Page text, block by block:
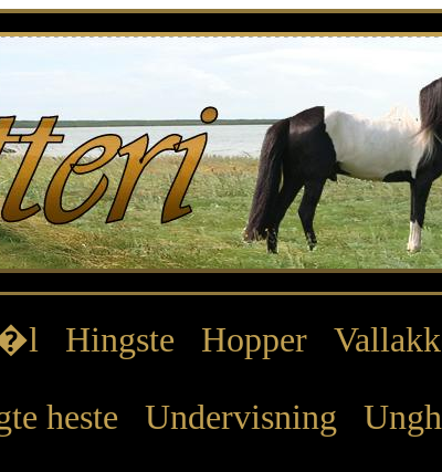
Hingste Hopper
heste Undervisning